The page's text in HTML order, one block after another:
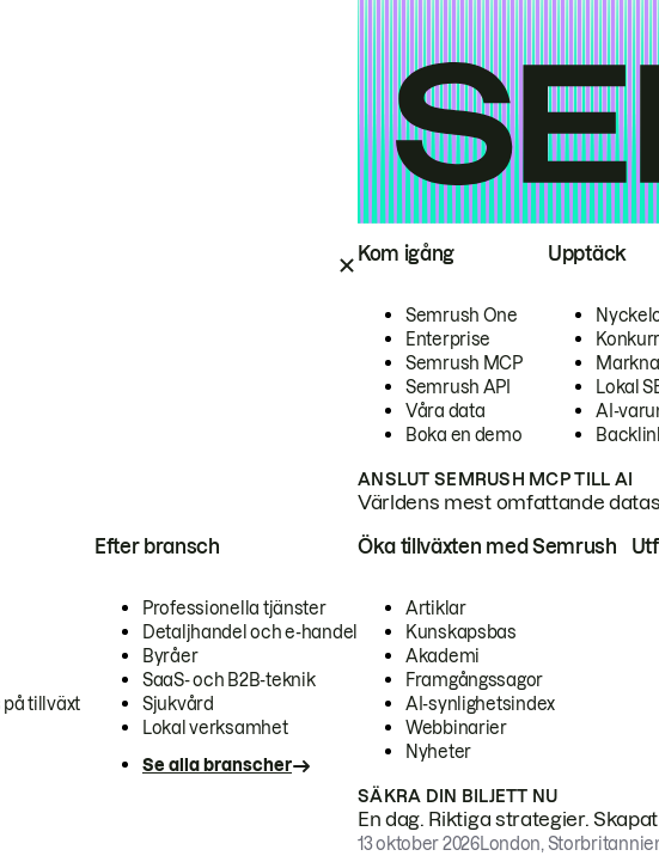
Kom igång
Semrush One
Enterprise
Semrush MCP
Semrush API
Våra data
Boka en demo
Upptäck
Lokal
AI-
ANSLUT SEMRUSH MCP TILL AI
Världens mest omfattande
tillväxt
Efter bransch
Professionella tjänster
Detaljhandel och e-handel
Byråer
SaaS- och B2B-teknik
Sjukvård
Lokal verksamhet
Se alla branscher
Öka tillväxten med Semrush
Artiklar
Kunskapsbas
Akademi
Framgångssagor
AI-synlighetsindex
Webbinarier
Nyheter
SÄKRA DIN BILJETT NU
En dag. Riktiga strategier.
13 oktober 2026London,